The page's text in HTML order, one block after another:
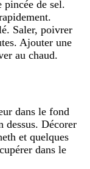
de sel.
Saler, poivrer
Ajouter une
au chaud.
dans le fond
dessus. Décorer
et quelques
dans le